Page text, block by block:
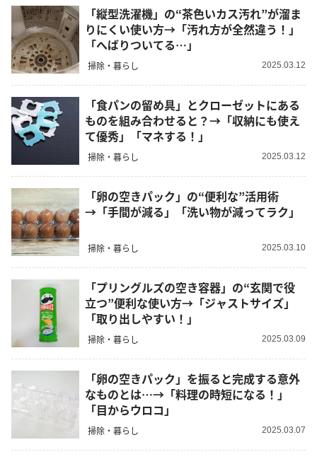
「縦型洗濯機」の“茶色いカス汚れ”が溜ま
りにくい使い方→「汚れ方が全然違う！」
「へばりついてる…」
掃除・暮らし 2025.03.12
「食パンの留め具」とクローゼットにある
ものを組み合わせると？→「収納にも使え
て優秀」「マネする！」
掃除・暮らし 2025.03.12
「卵の空きパック」の“便利な”活用術
→「手間が減る」「洗い物が減ってラク」
掃除・暮らし 2025.03.10
「プリングルズの空き容器」の“玄関で役
立つ”便利な使い方→「ジャストサイズ」
「取り出しやすい！」
掃除・暮らし 2025.03.09
「卵の空きパック」を振ると完成する意外
なものとは…→「料理の時短になる！」
「目からウロコ」
掃除・暮らし 2025.03.07